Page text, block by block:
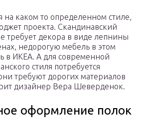
на каком то определенном стиле,
проекта. Скандинавский
требует декора в виде лепнины
недорогую мебель в этом
в ИКЕА. А для современной
стиля потребуется
требуют дорогих материалов
дизайнер Вера Шеверденок.
оформление полок